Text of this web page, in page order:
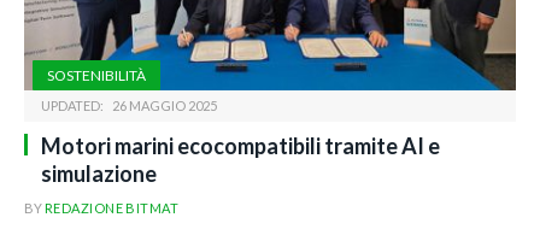
SOSTENIBILITÀ
UPDATED: 26 MAGGIO 2025
Motori marini ecocompatibili tramite AI e
simulazione
BYREDAZIONE BITMAT